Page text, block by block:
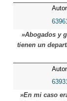
»Abogados y
tienen un
»En mi caso